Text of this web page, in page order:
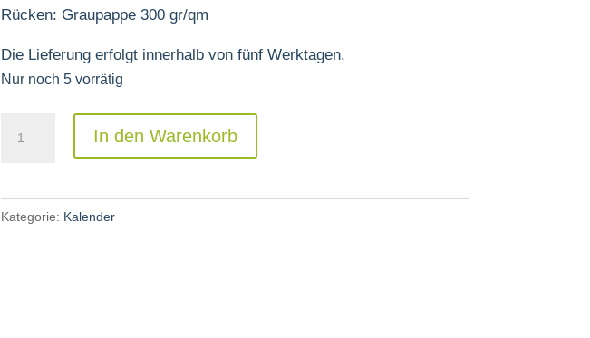
Rücken: Graupappe 300 gr/qm
Die Lieferung erfolgt innerhalb von fünf Werktagen.
Nur noch 5 vorrätig
Stadt
Menge
In den Warenkorb
Kategorie: Kalender